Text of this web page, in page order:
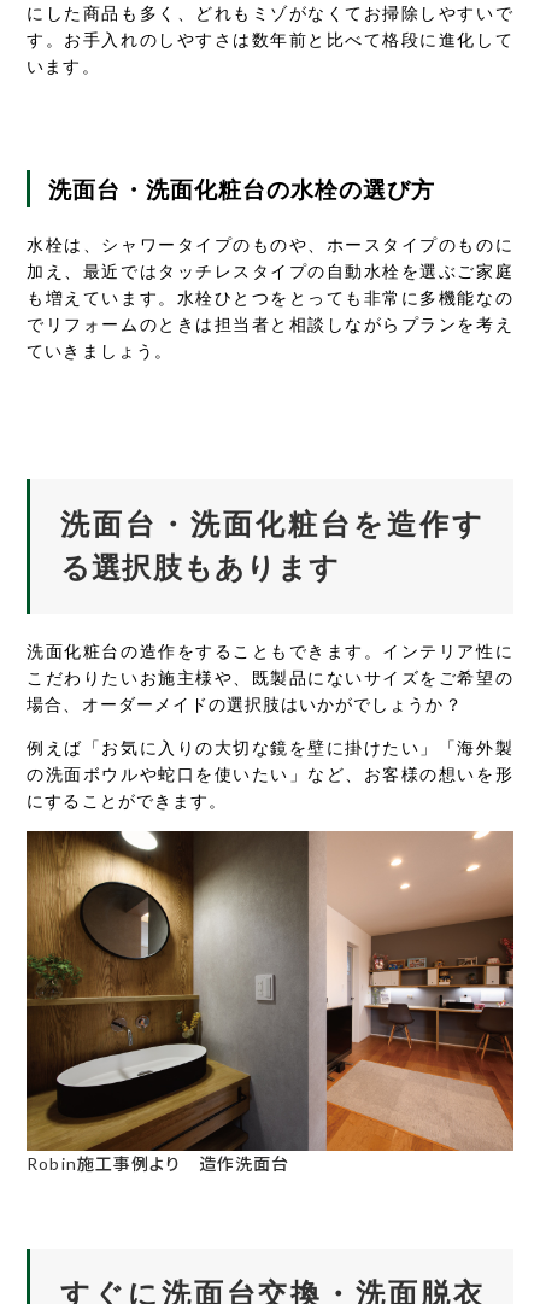
にした商品も多く、どれもミゾがなくてお掃除しやすいで
す。お手入れのしやすさは数年前と比べて格段に進化して
います。
洗面台・洗面化粧台の水栓の選び方
水栓は、シャワータイプのものや、ホースタイプのものに
加え、最近ではタッチレスタイプの自動水栓を選ぶご家庭
も増えています。水栓ひとつをとっても非常に多機能なの
でリフォームのときは担当者と相談しながらプランを考え
ていきましょう。
洗面台・洗面化粧台を造作す
る選択肢もあります
洗面化粧台の造作をすることもできます。インテリア性に
こだわりたいお施主様や、既製品にないサイズをご希望の
場合、オーダーメイドの選択肢はいかがでしょうか？
例えば「お気に入りの大切な鏡を壁に掛けたい」「海外製
の洗面ボウルや蛇口を使いたい」など、お客様の想いを形
にすることができます。
Robin施工事例より 造作洗面台
すぐに洗面台交換・洗面脱衣